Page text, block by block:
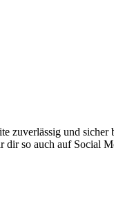
zuverlässig und sicher
dir so auch auf Social